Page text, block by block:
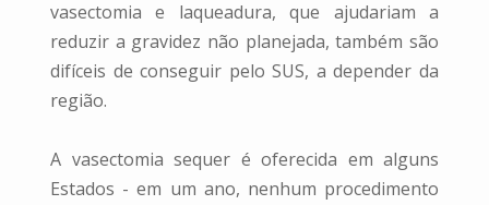
vasectomia e laqueadura, que ajudariam a
reduzir a gravidez não planejada, também são
difíceis de conseguir pelo SUS, a depender da
região.
A vasectomia sequer é oferecida em alguns
Estados - em um ano, nenhum procedimento